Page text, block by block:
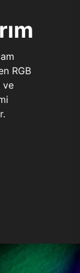
RGB
ve